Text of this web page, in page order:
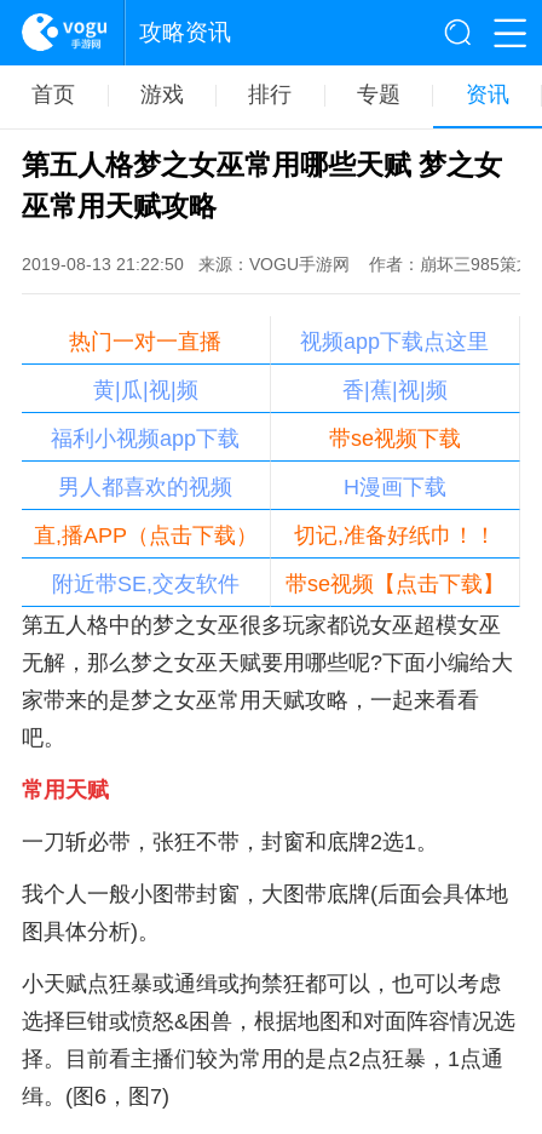
攻略资讯
首页 游戏 排行 专题 资讯
第五人格梦之女巫常用哪些天赋 梦之女
巫常用天赋攻略
2019-08-13 21:22:50 来源：VOGU手游网 作者：崩坏三985策划
热门一对一直播
视频app下载点这里
黄|瓜|视|频
香|蕉|视|频
福利小视频app下载
带se视频下载
男人都喜欢的视频
H漫画下载
直,播APP（点击下载）
切记,准备好纸巾！！
附近带SE,交友软件
带se视频【点击下载】
第五人格中的梦之女巫很多玩家都说女巫超模女巫
无解，那么梦之女巫天赋要用哪些呢?下面小编给大
家带来的是梦之女巫常用天赋攻略，一起来看看
吧。
常用天赋
一刀斩必带，张狂不带，封窗和底牌2选1。
我个人一般小图带封窗，大图带底牌(后面会具体地
图具体分析)。
小天赋点狂暴或通缉或拘禁狂都可以，也可以考虑
选择巨钳或愤怒&困兽，根据地图和对面阵容情况选
择。目前看主播们较为常用的是点2点狂暴，1点通
缉。(图6，图7)